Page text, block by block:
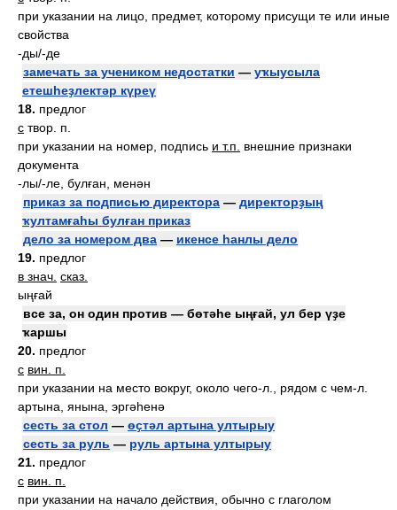
при указании на лицо, предмет, которому присущи те или иные
свойства
-ды/-де
замечать за учеником недостатки — уҡыусыла
етешһеҙлектәр күреү
18. предлог
с твор. п.
при указании на номер, подпись и т.п.
внешние признаки
документа
-лы/-ле, булған, менән
приказ за подписью директора — директорҙың
ҡултамғаһы булған приказ
дело за номером два — икенсе һанлы дело
19. предлог
в знач. сказ.
ыңғай
все за, он один против — бөтәһе ыңғай, ул бер үҙе
ҡаршы
20. предлог
с вин. п.
при указании на место вокруг, около чего-л., рядом с чем-л.
артына, янына, эргәһенә
сесть за стол — өҫтәл артына ултырыу
сесть за руль — руль артына ултырыу
21. предлог
с вин. п.
при указании на начало действия, обычно с глаголом